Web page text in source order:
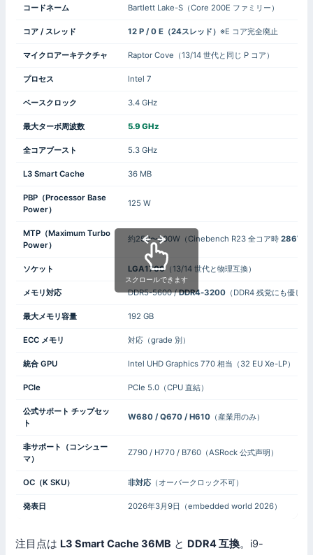
コードネーム Bartlett Lake-S（Core 200E ファミリー）
コア / スレッド 12 P / 0 E（24スレッド）※E コア完全廃止
マイクロアーキテクチャ Raptor Cove（13/14 世代と同じ P コア）
プロセス Intel 7
ベースクロック 3.4 GHz
最大ターボ周波数 5.9 GHz
全コアブースト 5.3 GHz
L3 Smart Cache 36 MB
PBP（Processor Base
Power）
125 W
MTP（Maximum Turbo
Power）
約250〜300W（Cinebench R23 全コア時286W
ソケット LGA1700（13/14 世代と物理互換）
メモリ対応 DDR5-5600 /DDR4-3200 （DDR4 残党にも優しい
最大メモリ容量 192 GB
ECC メモリ 対応（grade 別）
統合 GPU Intel UHD Graphics 770 相当（32 EU Xe-LP）
PCIe PCIe 5.0（CPU 直結）
公式サポート チップセッ
ト
W680 / Q670 / H610 （産業用のみ）
非サポート（コンシュー
マ）
Z790 / H770 / B760（ASRock 公式声明）
OC（K SKU） 非対応 （オーバークロック不可）
発表日 2026年3月9日（embedded world 2026）
スクロールできます
注目点は L3 Smart Cache 36MB と DDR4 互換。i9-